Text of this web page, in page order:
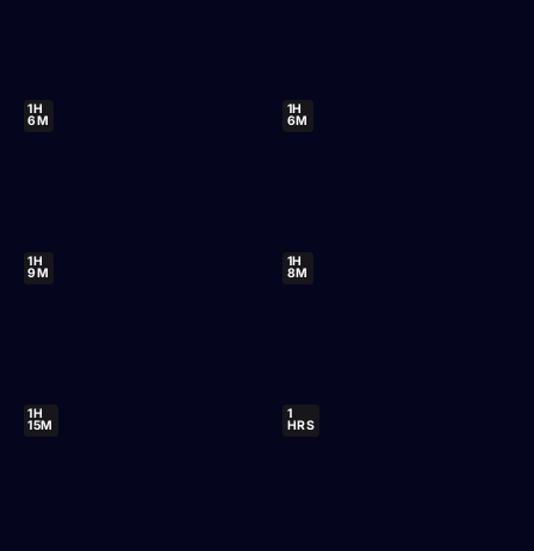
1H
6M
1H
6M
1H
9M
1H
8M
1H
15M
1
HRS